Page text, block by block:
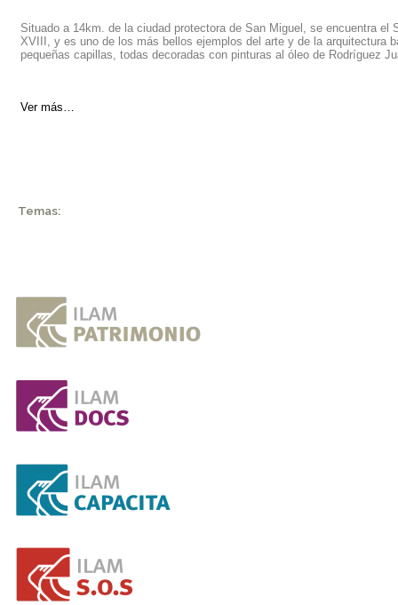
Situado a 14km. de la ciudad protectora de San Miguel, se encuentra el
XVIII, y es uno de los más bellos ejemplos del arte y de la arquitectura
pequeñas capillas, todas decoradas con pinturas al óleo de Rodríguez
Ver más…
Temas: